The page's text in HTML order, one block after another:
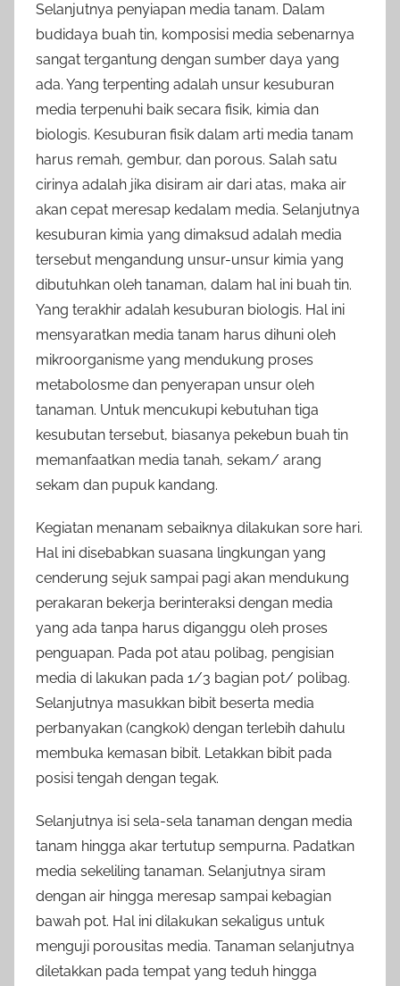
Selanjutnya penyiapan media tanam. Dalam
budidaya buah tin, komposisi media sebenarnya
sangat tergantung dengan sumber daya yang
ada. Yang terpenting adalah unsur kesuburan
media terpenuhi baik secara fisik, kimia dan
biologis. Kesuburan fisik dalam arti media tanam
harus remah, gembur, dan porous. Salah satu
cirinya adalah jika disiram air dari atas, maka air
akan cepat meresap kedalam media. Selanjutnya
kesuburan kimia yang dimaksud adalah media
tersebut mengandung unsur-unsur kimia yang
dibutuhkan oleh tanaman, dalam hal ini buah tin.
Yang terakhir adalah kesuburan biologis. Hal ini
mensyaratkan media tanam harus dihuni oleh
mikroorganisme yang mendukung proses
metabolosme dan penyerapan unsur oleh
tanaman. Untuk mencukupi kebutuhan tiga
kesubutan tersebut, biasanya pekebun buah tin
memanfaatkan media tanah, sekam/ arang
sekam dan pupuk kandang.
Kegiatan menanam sebaiknya dilakukan sore hari.
Hal ini disebabkan suasana lingkungan yang
cenderung sejuk sampai pagi akan mendukung
perakaran bekerja berinteraksi dengan media
yang ada tanpa harus diganggu oleh proses
penguapan. Pada pot atau polibag, pengisian
media di lakukan pada 1/3 bagian pot/ polibag.
Selanjutnya masukkan bibit beserta media
perbanyakan (cangkok) dengan terlebih dahulu
membuka kemasan bibit. Letakkan bibit pada
posisi tengah dengan tegak.
Selanjutnya isi sela-sela tanaman dengan media
tanam hingga akar tertutup sempurna. Padatkan
media sekeliling tanaman. Selanjutnya siram
dengan air hingga meresap sampai kebagian
bawah pot. Hal ini dilakukan sekaligus untuk
menguji porousitas media. Tanaman selanjutnya
diletakkan pada tempat yang teduh hingga